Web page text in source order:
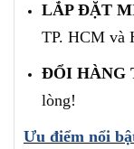
LẮP ĐẶT
TP. HCM và
ĐỔI HÀNG
lòng!
Ưu điểm nổi